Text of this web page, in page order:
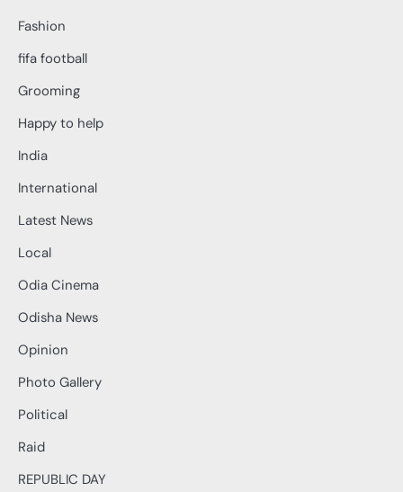
Fashion
fifa football
Grooming
Happy to help
India
International
Latest News
Local
Odia Cinema
Odisha News
Opinion
Photo Gallery
Political
Raid
REPUBLIC DAY